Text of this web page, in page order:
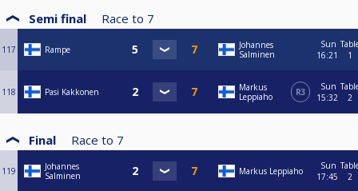
Semi final Race to 7
117 Rampe
Johannes
Salminen
Sun
16:21
1
118 Pasi Kakkonen
Markus
Leppiaho
R3
Sun
15:32
2
Final Race to 7
119
Johannes
Salminen
Markus Leppiaho
Sun
17:45
2